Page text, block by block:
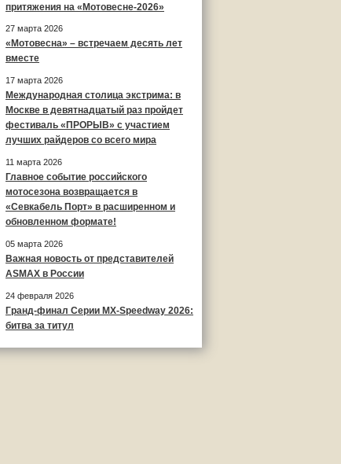
притяжения на «Мотовесне-2026»
27 марта 2026
«Мотовесна» – встречаем десять лет
вместе
17 марта 2026
Международная столица экстрима: в
Москве в девятнадцатый раз пройдет
фестиваль «ПРОРЫВ» с участием
лучших райдеров со всего мира
11 марта 2026
Главное событие российского
мотосезона возвращается в
«Севкабель Порт» в расширенном и
обновленном формате!
05 марта 2026
Важная новость от представителей
ASMAX в России
24 февраля 2026
Гранд-финал Серии MX-Speedway 2026:
битва за титул